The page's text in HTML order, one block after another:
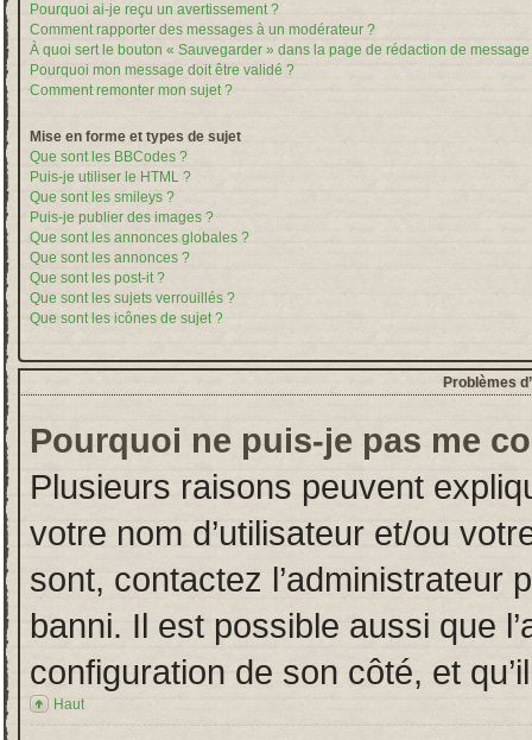
Pourquoi ai-je reçu un avertissement ?
Comment rapporter des messages à un modérateur ?
À quoi sert le bouton « Sauvegarder » dans la page de rédaction de message
Pourquoi mon message doit être validé ?
Comment remonter mon sujet ?
Mise en forme et types de sujet
Que sont les BBCodes ?
Puis-je utiliser le HTML ?
Que sont les smileys ?
Puis-je publier des images ?
Que sont les annonces globales ?
Que sont les annonces ?
Que sont les post-it ?
Que sont les sujets verrouillés ?
Que sont les icônes de sujet ?
Problèmes
Pourquoi ne puis-je pas me
Plusieurs raisons peuvent
votre nom d’utilisateur et/ou
sont, contactez l’administrateur
banni. Il est possible aussi que
configuration de son côté, et
Haut